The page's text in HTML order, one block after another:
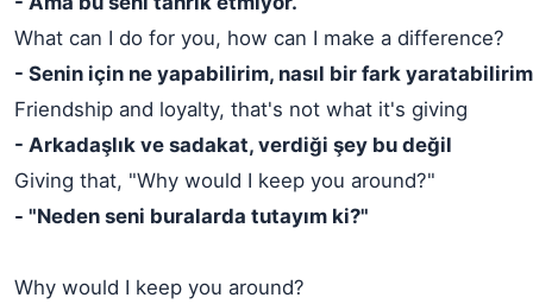
What can I do for you, how can I make a difference?
- Senin için ne yapabilirim, nasıl bir fark
Friendship and loyalty, that's not what it's giving
- Arkadaşlık ve sadakat, verdiği şey bu değil
Giving that, "Why would I keep you around?"
- "Neden seni buralarda tutayım ki?"
Why would I keep you around?